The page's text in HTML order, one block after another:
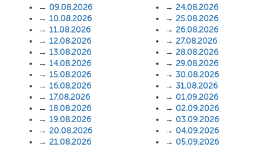
→ 09.08.2026
→ 10.08.2026
→ 11.08.2026
→ 12.08.2026
→ 13.08.2026
→ 14.08.2026
→ 15.08.2026
→ 16.08.2026
→ 17.08.2026
→ 18.08.2026
→ 19.08.2026
→ 20.08.2026
→ 21.08.2026
→ 24.08.2026
→ 25.08.2026
→ 26.08.2026
→ 27.08.2026
→ 28.08.2026
→ 29.08.2026
→ 30.08.2026
→ 31.08.2026
→ 01.09.2026
→ 02.09.2026
→ 03.09.2026
→ 04.09.2026
→ 05.09.2026